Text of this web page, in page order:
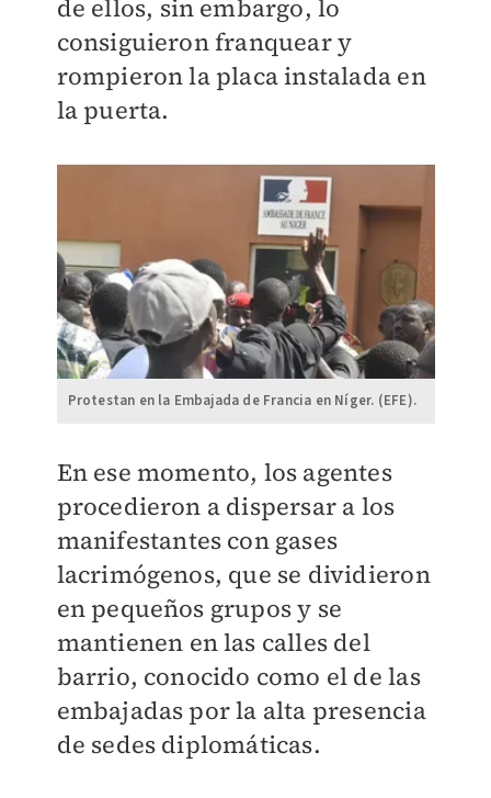
de ellos, sin embargo, lo
consiguieron franquear y
rompieron la placa instalada en
la puerta.
Protestan en la Embajada de Francia en Níger. (EFE).
En ese momento, los agentes
procedieron a dispersar a los
manifestantes con gases
lacrimógenos, que se dividieron
en pequeños grupos y se
mantienen en las calles del
barrio, conocido como el de las
embajadas por la alta presencia
de sedes diplomáticas.